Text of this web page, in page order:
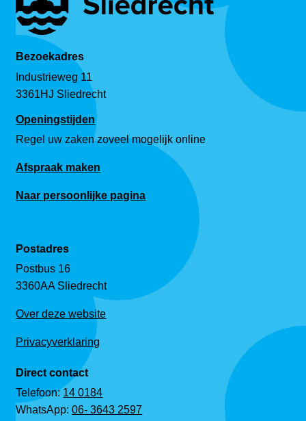
Bezoekadres
Industrieweg 11
3361HJ Sliedrecht
Openingstijden
Regel uw zaken zoveel mogelijk online
Afspraak maken
Naar persoonlijke pagina
Postadres
Postbus 16
3360AA Sliedrecht
Over deze website
Privacyverklaring
Direct contact
Telefoon:14 0184
WhatsApp:06- 3643 2597